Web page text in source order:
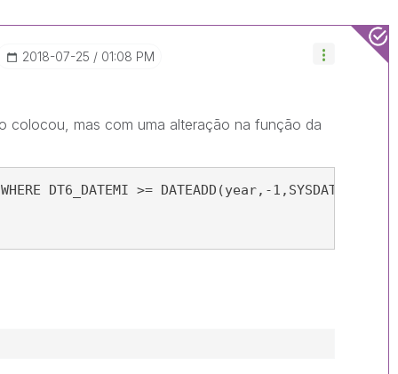
‎2018-07-25 01:08 PM
colocou, mas com uma alteração na função da
DT6_DATEMI >= DATEADD(year,-